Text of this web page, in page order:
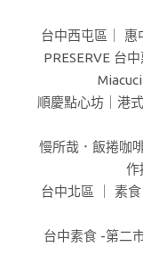
台中西屯區｜ 惠
PRESERVE 台
順慶點心坊｜港
慢所哉．飯捲咖
作
台中北區 ｜ 素
台中素食 -第二